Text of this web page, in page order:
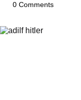
0 Comments